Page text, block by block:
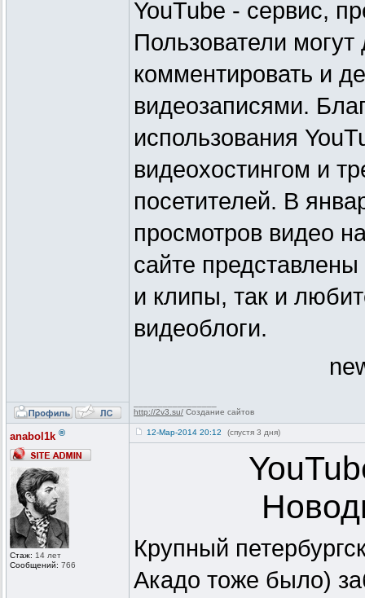
YouTube - сервис,
Пользователи
комментировать и
видеозаписями.
использования
видеохостингом и
посетителей. В
просмотров видео
сайте
и клипы, так и
видеоблоги.
http://2v3.su/ Создание сайтов
anabol1k ®
Стаж: 14 лет
Сообщений: 766
12-Мар-2014 20:12 (спустя 3 дня)
Крупный
Акадо тоже было)